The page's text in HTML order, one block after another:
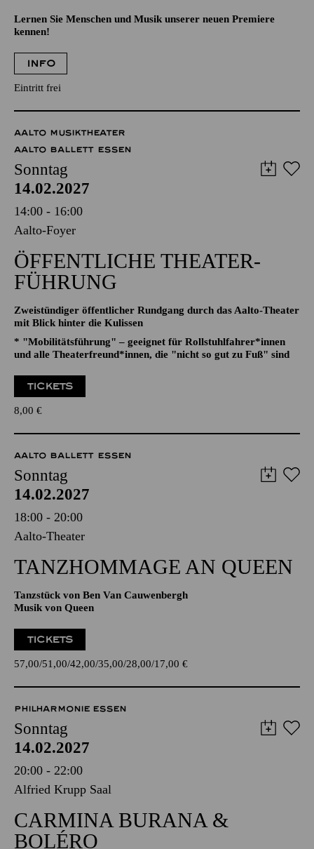
MATINEE ZU "DAY OF
NIGHT"
Lernen Sie Menschen und Musik unserer neuen Premiere
kennen!
Eintritt frei
AALTO MUSIKTHEATER
AALTO BALLETT ESSEN
Sonntag
14.02.2027
14:00 - 16:00
Aalto-Foyer
ÖFFENTLICHE THEATER­
FÜHRUNG
Zweistündiger öffentlicher Rundgang durch das Aalto-Theater
* "Mobilitätsführung" – geeignet für Rollstuhlfahrer*innen
und alle Theaterfreund*innen, die "nicht so gut zu Fuß" sind
8,00 €
AALTO BALLETT ESSEN
Sonntag
14.02.2027
18:00 - 20:00
TANZ­HOMMAGE AN QUEEN
Tanzstück von Ben Van Cauwenbergh
Musik von Queen
57,00 51,00 42,00 35,00
PHILHARMONIE ESSEN
Sonntag
14.02.2027
20:00 - 22:00
Alfried Krupp Saal